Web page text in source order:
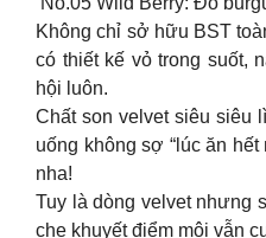
Không chỉ sở hữu BST
có thiết kế vỏ trong suốt,
hội luôn.
Chất son velvet siêu siêu
uống không sợ “lúc ăn hết
nha!
Tuy là dòng velvet nhưng
che khuyết điểm môi vẫn